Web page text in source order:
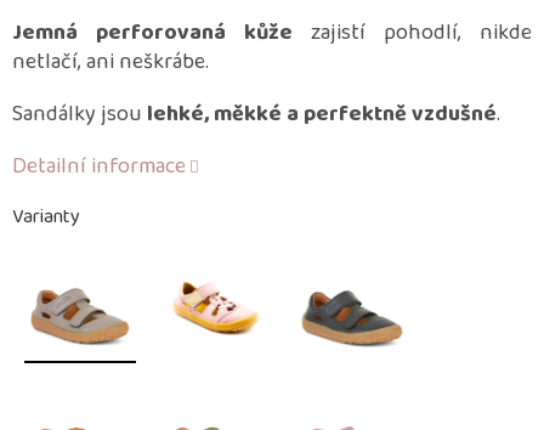
Varianty
Jemná perforovaná kůže zajistí pohodlí, nikde
netlačí, ani neškrábe.
Sandálky jsou lehké, měkké a perfektně vzdušné.
Detailní informace